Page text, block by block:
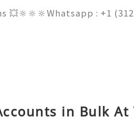
💥🔆🔆🔆Whatsapp : +1
Signal : +1 (682) 474-9468
in Bulk At